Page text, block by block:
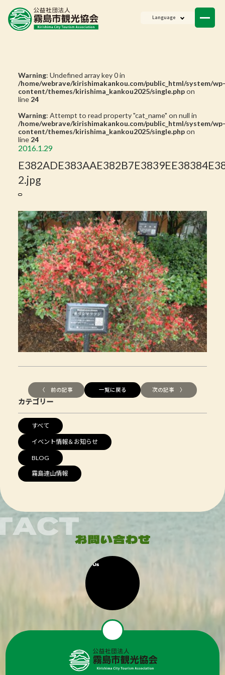
Language
Warning: Undefined array key 0 in
/home/webrave/kirishimakankou.com/public_html/system/wp-
content/themes/kirishima_kankou2025/single.phpon
line 24
Warning: Attempt to read property "cat_name" on null in
/home/webrave/kirishimakankou.com/public_html/system/wp-
content/themes/kirishima_kankou2025/single.phpon
line 24
2016.1.29
2.jpg
〈 前の記事 一覧に戻る 次の記事 〉
カテゴリー
すべて
イベント情報＆お知らせ
BLOG
霧島連山情報